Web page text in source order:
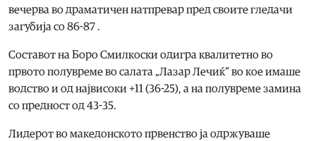
вечерва во драматичен натпревар пред своите гледачи
загубија со 86-87 .
Составот на Боро Смилкоски одигра квалитетно во
првото полувреме во салата „Лазар Лечиќ“ во кое имаше
водство и од највисоки +11 (36-25), а на полувреме замина
со предност од 43-35.
Лидерот во македонското првенство ја одржуваше